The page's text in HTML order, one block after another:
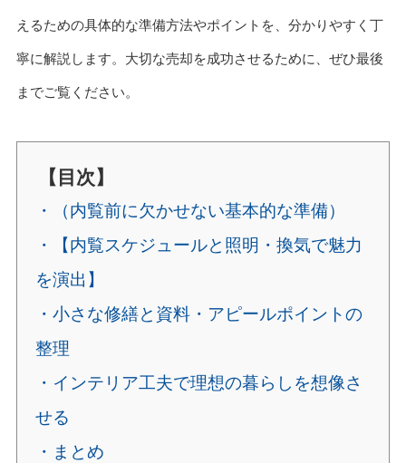
えるための具体的な準備方法やポイントを、分かりやすく丁
寧に解説します。大切な売却を成功させるために、ぜひ最後
までご覧ください。
【目次】
・（内覧前に欠かせない基本的な準備）
・【内覧スケジュールと照明・換気で魅力
を演出】
・小さな修繕と資料・アピールポイントの
整理
・インテリア工夫で理想の暮らしを想像さ
せる
・まとめ